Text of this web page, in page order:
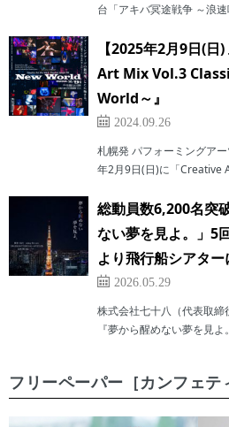
台「アキバ冥途戦争 ～浪
【2025年2月9日(
Art Mix Vol.3
World～』
2024.09.26
札幌発 パフォーミングア
年2月9日(日)に「Creative
総動員数6,200名突
ない夢を見よ。」5
より飛行船シアター
2026.05.29
株式会社七十八（代表取
『夢から醒めない夢を見
フリーペーパー［カンフェテ